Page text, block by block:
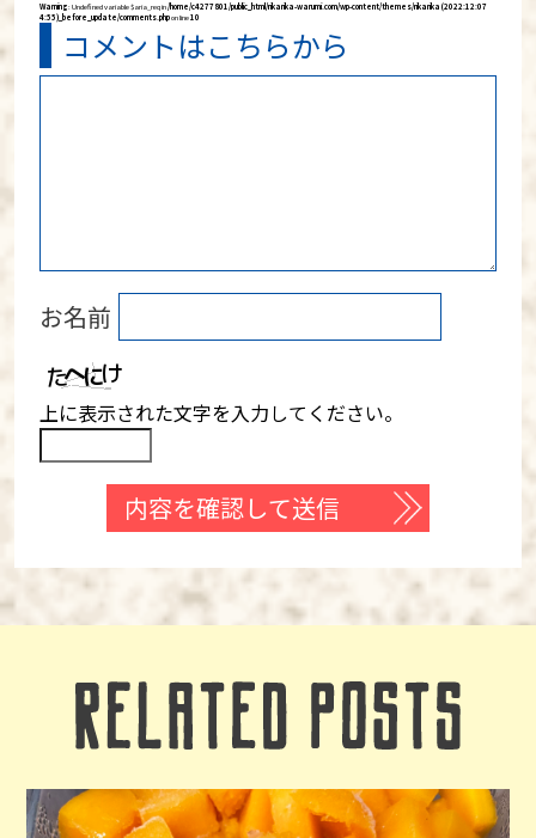
Warning: Undefined variable $aria_req in/home/c4277801/public_html/rikarika-warumi.com/wp-content/themes/rikarika (2022:12:07
4:55)_before_update/comments.phpon line10
コメントはこちらから
お名前
上に表示された文字を入力してください。